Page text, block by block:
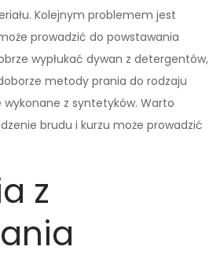
Kolejnym problemem jest
prowadzić do powstawania
wypłukać dywan z detergentów,
metody prania do rodzaju
z syntetyków. Warto
brudu i kurzu może prowadzić
z